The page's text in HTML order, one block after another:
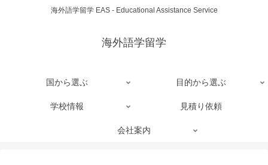
海外語学留学 EAS - Educational Assistance Service
海外語学留学
国から選ぶ 目的から選ぶ
学校情報 見積り依頼
会社案内